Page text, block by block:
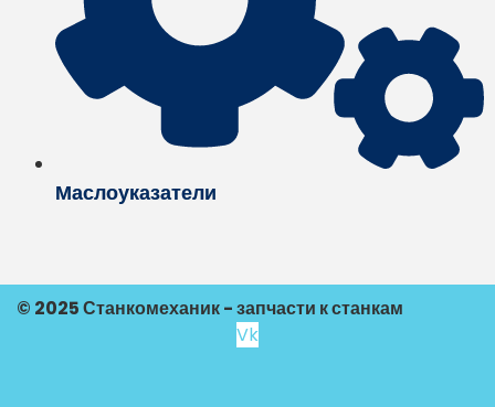
Маслоуказатели
© 2025 Станкомеханик - запчасти к станкам
Vk